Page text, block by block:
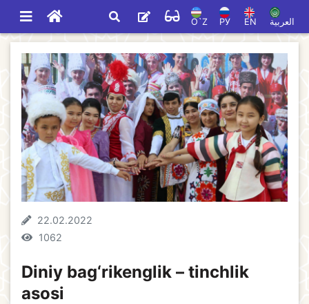
O`Z РУ EN العربية
22.02.2022
1062
Diniy bag‘rikenglik – tinchlik
asosi